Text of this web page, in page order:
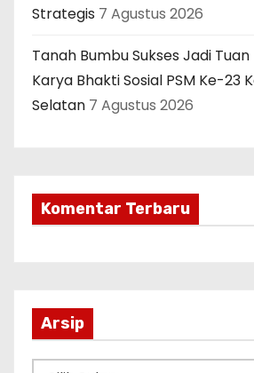
Strategis 7 Agustus 2026
Tanah Bumbu Sukses Jadi
Karya Bhakti Sosial PSM Ke-23
Selatan 7 Agustus 2026
Komentar Terbaru
Arsip